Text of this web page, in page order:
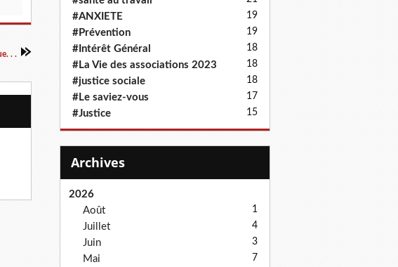
. .
#ANXIETE 19
#Prévention 19
#Intérêt Général 18
#La Vie des associations 2023 18
#justice sociale 18
#Le saviez-vous 17
#Justice 15
Archives
2026
Août
1
Juillet 4
Juin 3
Mai 7